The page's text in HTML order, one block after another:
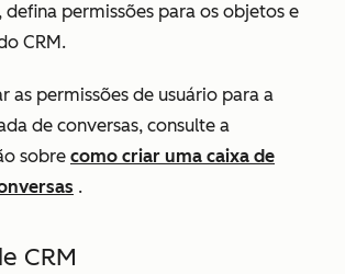
, defina permissões para os objetos e
CRM.
as permissões de usuário para a
de conversas, consulte a
sobre como criar uma caixa de
.
CRM